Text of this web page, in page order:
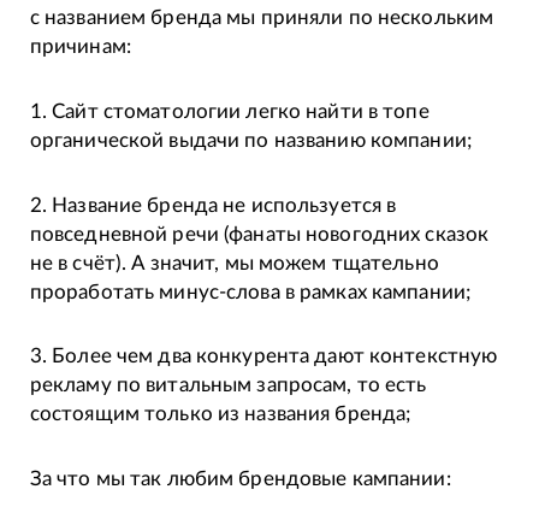
с названием бренда мы приняли по нескольким
причинам:
1. Сайт стоматологии легко найти в топе
органической выдачи по названию компании;
2. Название бренда не используется в
повседневной речи (фанаты новогодних сказок
не в счёт). А значит, мы можем тщательно
проработать минус-слова в рамках кампании;
3. Более чем два конкурента дают контекстную
рекламу по витальным запросам, то есть
состоящим только из названия бренда;
За что мы так любим брендовые кампании: